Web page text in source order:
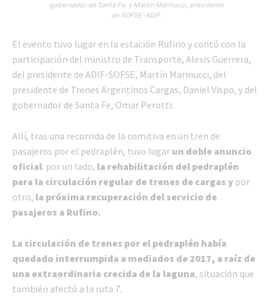
gobernador de Santa Fe, y Martín Marinucci, presidente
de SOFSE-ADIF.
El evento tuvo lugar en la estación Rufino y contó con la
participación del ministro de Transporte, Alexis Guerrera,
del presidente de ADIF-SOFSE, Martín Marinucci, del
presidente de Trenes Argentinos Cargas, Daniel Vispo, y del
gobernador de Santa Fe, Omar Perotti.
Allí, tras una recorrida de la comitiva en un tren de
pasajeros por el pedraplén, tuvo lugar un doble anuncio
oficial: por un lado, la rehabilitación del pedraplén
para la circulación regular de trenes de cargas y por
otro, la próxima recuperación del servicio de
pasajeros a Rufino.
La circulación de trenes por el pedraplén había
quedado interrumpida a mediados de 2017, a raíz de
una extraordinaria crecida de la laguna, situación que
también afectó a la ruta 7.